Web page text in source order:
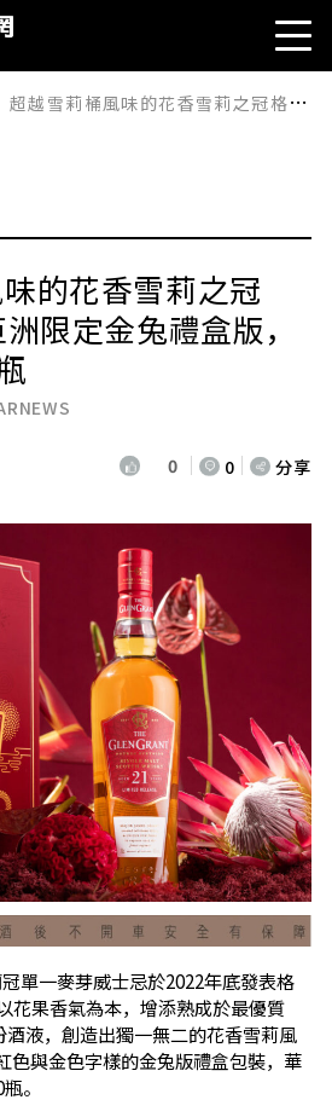
超越雪莉桶風味的花香雪莉之冠格蘭冠21年亞洲限定金兔禮盒版，台灣限量420瓶
的花香雪莉之冠
限定金兔禮盒版，
0 0 分享
單一麥芽威士忌於2022年底發表格
花果香氣為本，增添熟成於最優質
液，創造出獨一無二的花香雪莉風
色與金色字樣的金兔版禮盒包裝，華
。